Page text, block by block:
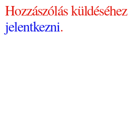
Hozzászólás küldéséhez
jelentkezni.